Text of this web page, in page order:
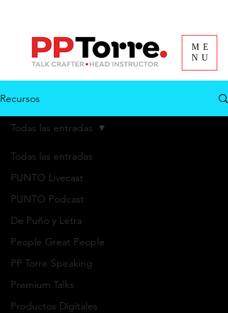
ME
NU
Recursos
Todas las entradas
PUNTO Livecast
PUNTO Podcast
De Puño y Letra
People Great People
PP Torre Speaking
Premium Talks
Productos Digitales
Todas las entradas